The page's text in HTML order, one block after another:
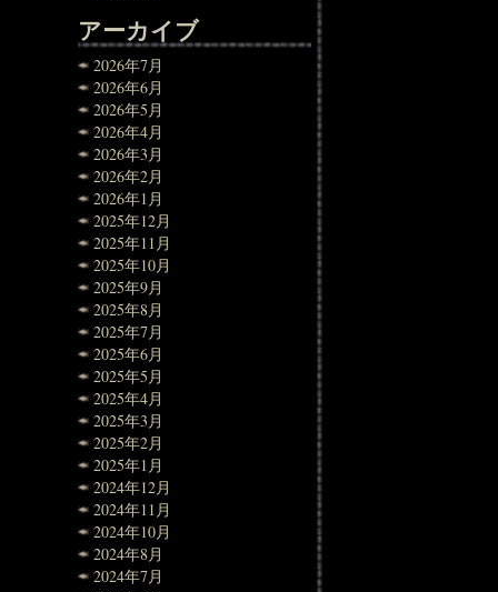
アーカイブ
2026年7月
2026年6月
2026年5月
2026年4月
2026年3月
2026年2月
2026年1月
2025年12月
2025年11月
2025年10月
2025年9月
2025年8月
2025年7月
2025年6月
2025年5月
2025年4月
2025年3月
2025年2月
2025年1月
2024年12月
2024年11月
2024年10月
2024年8月
2024年7月